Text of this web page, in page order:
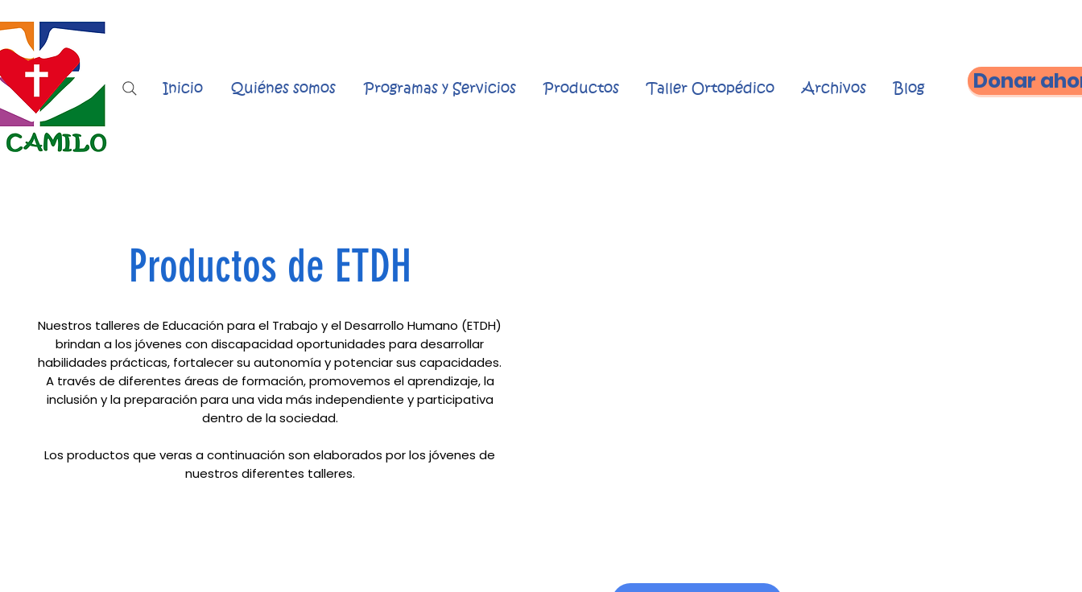
Inicio Quiénes somos Programas y Servicios Productos Taller Ortopédico Archivos Blog Donar
Productos de ETDH
Nuestros talleres de Educación para el Trabajo y el Desarrollo Humano (ETDH)
brindan a los jóvenes con discapacidad oportunidades para desarrollar
habilidades prácticas, fortalecer su autonomía y potenciar sus capacidades.
A través de diferentes áreas de formación, promovemos el aprendizaje, la
inclusión y la preparación para una vida más independiente y participativa
dentro de la sociedad.
Los productos que veras a continuación son elaborados por los jóvenes de
nuestros diferentes talleres.